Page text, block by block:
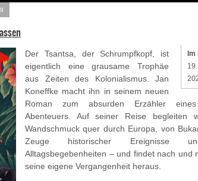
Der Tsantsa, der Schrumpfkopf, ist
eigentlich eine grausame Trophäe
aus Zeiten des Kolonialismus. Jan
Koneffke macht ihn in seinem neuen
Roman zum absurden Erzähler eines
Abenteuers. Auf seiner Reise begleiten
Wandschmuck quer durch Europa, von
Zeuge historischer Ereignisse
Alltagsbegebenheiten – und findet nach und
seine eigene Vergangenheit heraus.